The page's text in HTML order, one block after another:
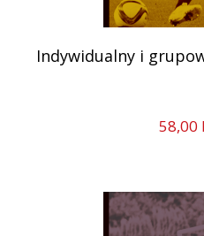
Indywidualny i
58,00